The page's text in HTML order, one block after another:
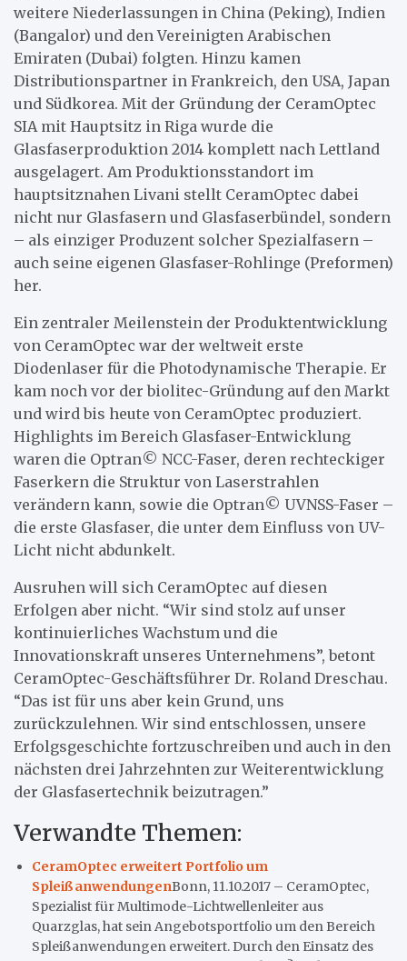
weitere Niederlassungen in China (Peking), Indien
(Bangalor) und den Vereinigten Arabischen
Emiraten (Dubai) folgten. Hinzu kamen
Distributionspartner in Frankreich, den USA, Japan
und Südkorea. Mit der Gründung der CeramOptec
SIA mit Hauptsitz in Riga wurde die
Glasfaserproduktion 2014 komplett nach Lettland
ausgelagert. Am Produktionsstandort im
hauptsitznahen Livani stellt CeramOptec dabei
nicht nur Glasfasern und Glasfaserbündel, sondern
– als einziger Produzent solcher Spezialfasern –
auch seine eigenen Glasfaser-Rohlinge (Preformen)
her.
Ein zentraler Meilenstein der Produktentwicklung
von CeramOptec war der weltweit erste
Diodenlaser für die Photodynamische Therapie. Er
kam noch vor der biolitec-Gründung auf den Markt
und wird bis heute von CeramOptec produziert.
Highlights im Bereich Glasfaser-Entwicklung
waren die Optran© NCC-Faser, deren rechteckiger
Faserkern die Struktur von Laserstrahlen
verändern kann, sowie die Optran© UVNSS-Faser –
die erste Glasfaser, die unter dem Einfluss von UV-
Licht nicht abdunkelt.
Ausruhen will sich CeramOptec auf diesen
Erfolgen aber nicht. “Wir sind stolz auf unser
kontinuierliches Wachstum und die
Innovationskraft unseres Unternehmens”, betont
CeramOptec-Geschäftsführer Dr. Roland Dreschau.
“Das ist für uns aber kein Grund, uns
zurückzulehnen. Wir sind entschlossen, unsere
Erfolgsgeschichte fortzuschreiben und auch in den
nächsten drei Jahrzehnten zur Weiterentwicklung
der Glasfasertechnik beizutragen.”
Verwandte Themen:
CeramOptec erweitert Portfolio um
SpleißanwendungenBonn, 11.10.2017 – CeramOptec,
Spezialist für Multimode-Lichtwellenleiter aus
Quarzglas, hat sein Angebotsportfolio um den Bereich
Spleißanwendungen erweitert. Durch den Einsatz des